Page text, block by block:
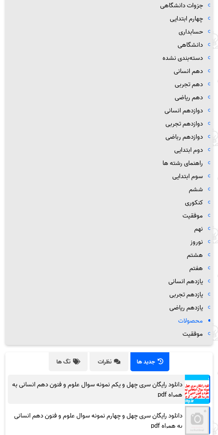
جزوات دانشگاهی
چهارم ابتدایی
حسابداری
دانشگاهی
دسته‌بندی نشده
دهم انسانی
دهم تجربی
دهم ریاضی
دوازدهم انسانی
دوازدهم تجربی
دوازدهم رباضی
دوم ابتدایی
راهنمای رشته ها
سوم ابتدایی
ششم
کنکوری
موفقیت
نهم
نوروز
هشتم
هفتم
یازدهم انسانی
یازدهم تجربی
یازدهم ریاضی
محصولات
موفقیت
جدید ها نظرات تگ ها
دانلود رایگان سری چهل و یکم نمونه سوال علوم و فنون دهم انسانی به
همراه pdf
دانلود رایگان سری چهل و چهارم نمونه سوال علوم و فنون دهم انسانی
به همراه pdf